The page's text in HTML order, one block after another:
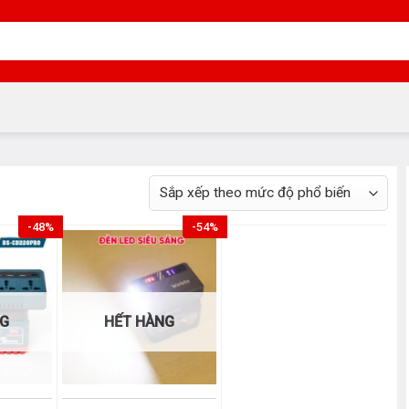
-48% -54%
HẾT HÀNG